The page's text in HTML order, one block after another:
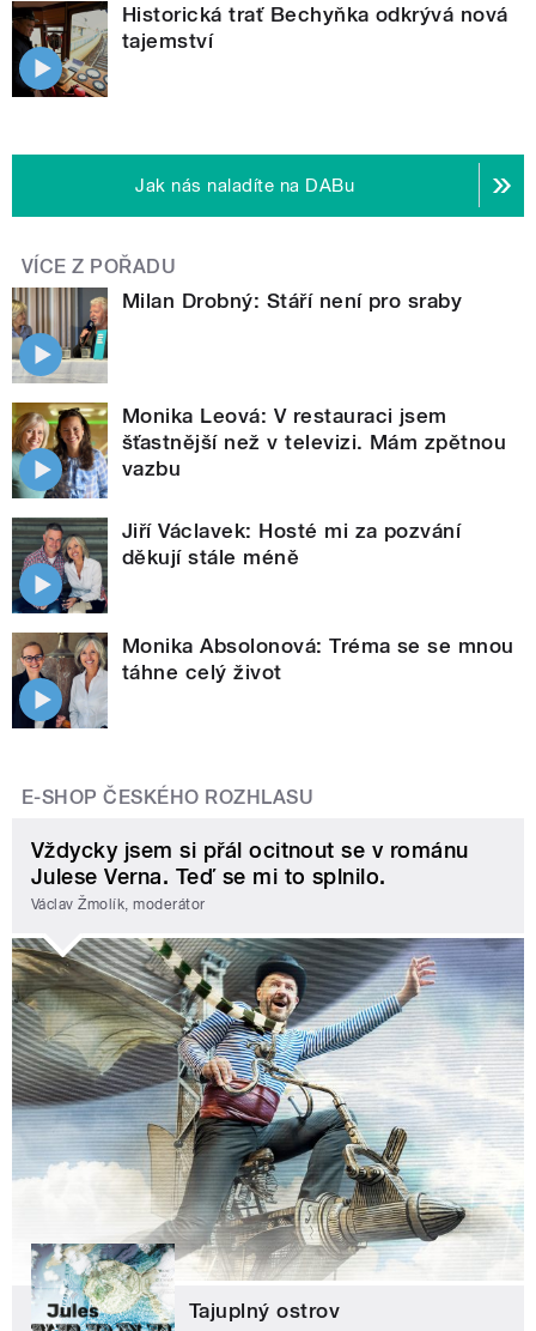
Historická trať Bechyňka odkrývá nová
tajemství
Jak nás naladíte na DABu
VÍCE Z POŘADU
Milan Drobný: Stáří není pro sraby
Monika Leová: V restauraci jsem
šťastnější než v televizi. Mám zpětnou
vazbu
Jiří Václavek: Hosté mi za pozvání
děkují stále méně
Monika Absolonová: Tréma se se mnou
táhne celý život
E-SHOP ČESKÉHO ROZHLASU
Vždycky jsem si přál ocitnout se v románu
Julese Verna. Teď se mi to splnilo.
Václav Žmolík, moderátor
Tajuplný ostrov